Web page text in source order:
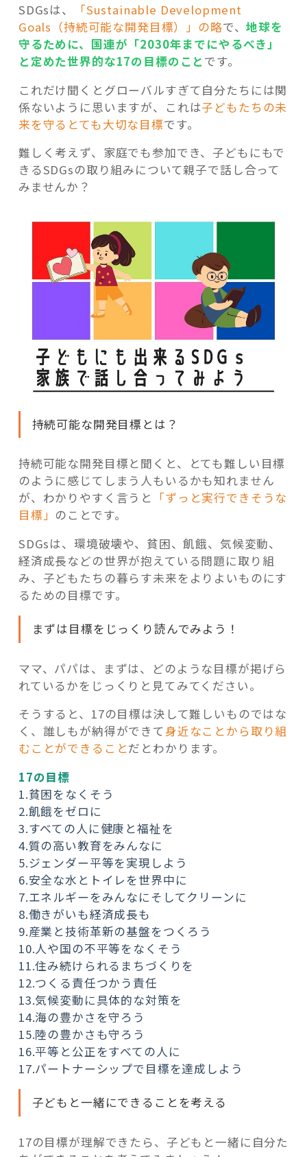
記事検索
SDGsは、
「Sustainable Development
Goals（持続可能な開発目標）」の略で、地球を
守るために、国連が「2030年までにやるべき」
と定めた世界的な17の目標のこと です。
これだけ聞くとグローバルすぎて自分たちには関
係ないように思いますが、これは子どもたちの未
来を守るとても大切な目標です。
難しく考えず、家庭でも参加でき、子どもにもで
きるSDGsの取り組みについて親子で話し合って
みませんか？
持続可能な開発目標とは？
持続可能な開発目標と聞くと、とても難しい目標
のように感じてしまう人もいるかも知れません
が、わかりやすく言うと 「ずっと実行できそうな
目標」 のことです。
SDGsは、環境破壊や、貧困、飢餓、気候変動、
経済成長などの世界が抱えている問題に取り組
み、子どもたちの暮らす未来をよりよいものにす
るための目標です。
まずは目標をじっくり読んでみよう！
ママ、パパは、まずは、どのような目標が掲げら
れているかをじっくりと見てみてください。
そうすると、17の目標は決して難しいものではな
く、誰しもが納得ができて身近なことから取り組
むことができることだとわかります。
17の目標
1.貧困をなくそう
2.飢餓をゼロに
3.すべての人に健康と福祉を
4.質の高い教育をみんなに
5.ジェンダー平等を実現しよう
6.安全な水とトイレを世界中に
7.エネルギーをみんなにそしてクリーンに
8.働きがいも経済成長も
9.産業と技術革新の基盤をつくろう
10.人や国の不平等をなくそう
11.住み続けられるまちづくりを
12.つくる責任つかう責任
13.気候変動に具体的な対策を
14.海の豊かさを守ろう
15.陸の豊かさも守ろう
16.平等と公正をすべての人に
17.パートナーシップで目標を達成しよう
子どもと一緒にできることを考える
17の目標が理解できたら、子どもと一緒に自分た